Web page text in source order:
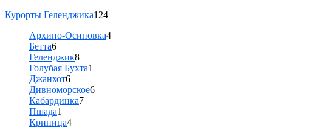
Курорты Геленджика124
Архипо-Осиповка4
Бетта6
Геленджик8
Голубая Бухта1
Джанхот6
Дивноморское6
Кабардинка7
Пшада1
Криница4